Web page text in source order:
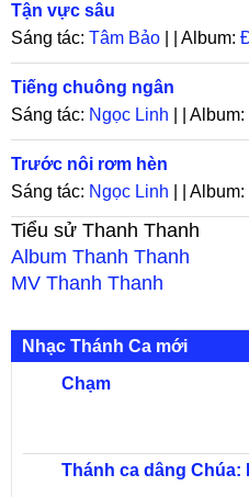
Tận vực sâu
Sáng tác: Tâm Bảo | | Album:
Tiếng chuông ngân
Sáng tác: Ngọc Linh | | Album:
Trước nôi rơm hèn
Sáng tác: Ngọc Linh | | Album:
Tiểu sử Thanh Thanh
Album Thanh Thanh
MV Thanh Thanh
Nhạc Thánh Ca mới
Chạm
Thánh ca dâng Chúa: